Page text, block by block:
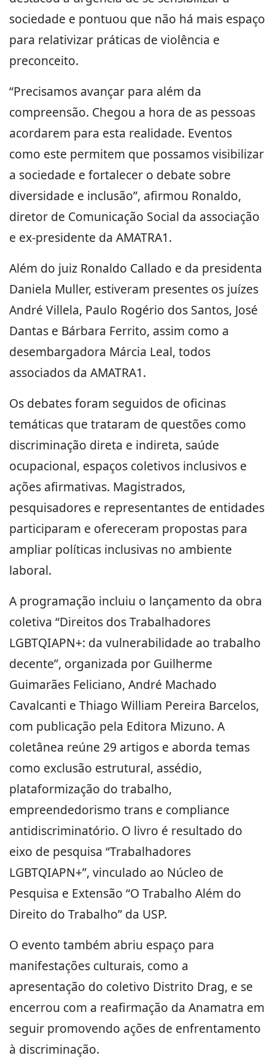
sociedade e pontuou que não há mais espaço
para relativizar práticas de violência e
preconceito.
“Precisamos avançar para além da
compreensão. Chegou a hora de as pessoas
acordarem para esta realidade. Eventos
como este permitem que possamos visibilizar
a sociedade e fortalecer o debate sobre
diversidade e inclusão”, afirmou Ronaldo,
diretor de Comunicação Social da associação
e ex-presidente da AMATRA1.
Além do juiz Ronaldo Callado e da presidenta
Daniela Muller, estiveram presentes os juízes
André Villela, Paulo Rogério dos Santos, José
Dantas e Bárbara Ferrito, assim como a
desembargadora Márcia Leal, todos
associados da AMATRA1.
Os debates foram seguidos de oficinas
temáticas que trataram de questões como
discriminação direta e indireta, saúde
ocupacional, espaços coletivos inclusivos e
ações afirmativas. Magistrados,
pesquisadores e representantes de entidades
participaram e ofereceram propostas para
ampliar políticas inclusivas no ambiente
laboral.
A programação incluiu o lançamento da obra
coletiva “Direitos dos Trabalhadores
LGBTQIAPN+: da vulnerabilidade ao trabalho
decente”, organizada por Guilherme
Guimarães Feliciano, André Machado
Cavalcanti e Thiago William Pereira Barcelos,
com publicação pela Editora Mizuno. A
coletânea reúne 29 artigos e aborda temas
como exclusão estrutural, assédio,
plataformização do trabalho,
empreendedorismo trans e compliance
antidiscriminatório. O livro é resultado do
eixo de pesquisa “Trabalhadores
LGBTQIAPN+”, vinculado ao Núcleo de
Pesquisa e Extensão “O Trabalho Além do
Direito do Trabalho” da USP.
O evento também abriu espaço para
manifestações culturais, como a
apresentação do coletivo Distrito Drag, e se
encerrou com a reafirmação da Anamatra em
seguir promovendo ações de enfrentamento
à discriminação.